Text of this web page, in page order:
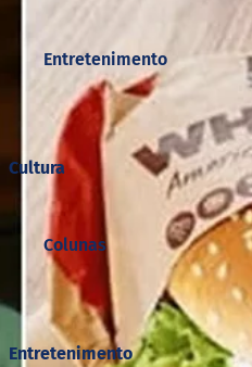
Entretenimento
Colunas
Cultura
Entretenimento